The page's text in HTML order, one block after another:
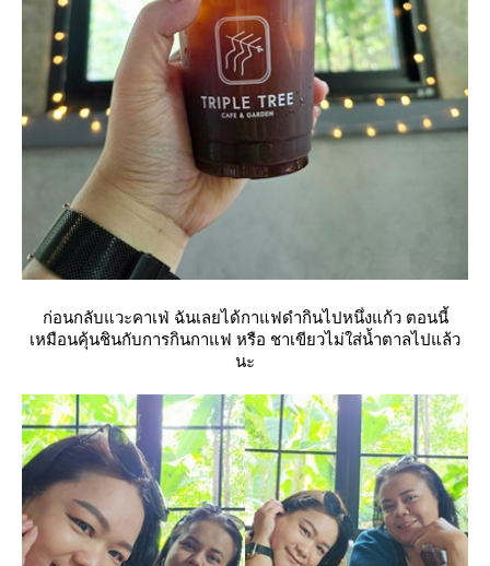
ก่อนกลับแวะคาเฟ่ ฉันเลยได้กาแฟดำกินไปหนึ่งแก้ว ตอนนี้
เหมือนคุ้นชินกับการกินกาแฟ หรือ ชาเขียวไม่ใส่น้ำตาลไปแล้ว
นะ